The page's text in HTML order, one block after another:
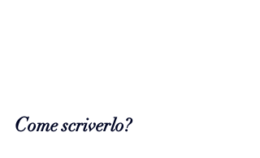
Come scriverlo?